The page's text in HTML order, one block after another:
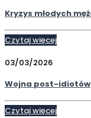
Kryzys młodych
Czytaj więcej
03/03/2026
Wojna post-idiotów
Czytaj więcej